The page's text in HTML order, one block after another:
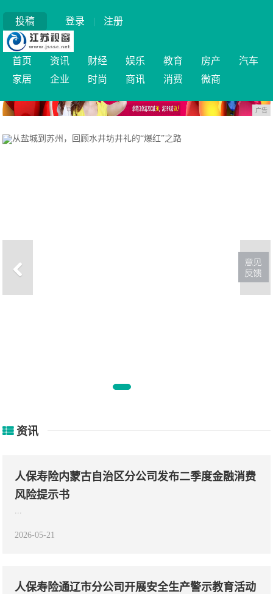
投稿 登录 | 注册
首页 资讯 财经 娱乐 教育 房产
汽车
家居
企业 时尚 商讯 消费 微商
广告
资讯
人保寿险内蒙古自治区分公司发布二季度金融消费
风险提示书
...
2026-05-21
人保寿险通辽市分公司开展安全生产警示教育活动